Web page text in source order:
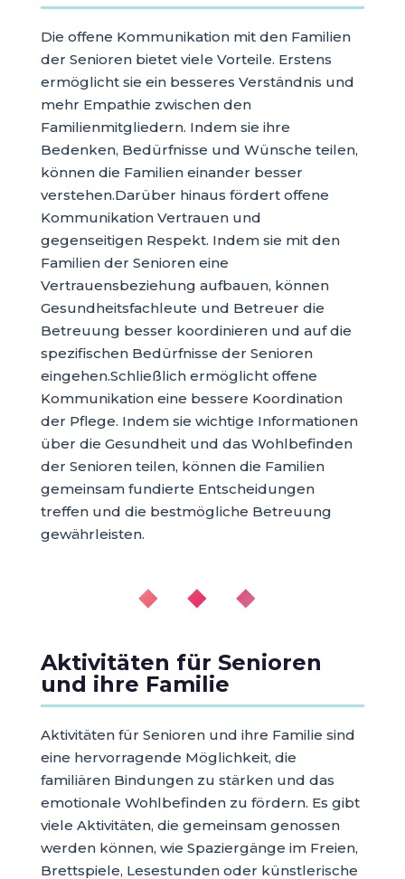
Die offene Kommunikation mit den Familien
der Senioren bietet viele Vorteile. Erstens
ermöglicht sie ein besseres Verständnis und
mehr Empathie zwischen den
Familienmitgliedern. Indem sie ihre
Bedenken, Bedürfnisse und Wünsche teilen,
können die Familien einander besser
verstehen.Darüber hinaus fördert offene
Kommunikation Vertrauen und
gegenseitigen Respekt. Indem sie mit den
Familien der Senioren eine
Vertrauensbeziehung aufbauen, können
Gesundheitsfachleute und Betreuer die
Betreuung besser koordinieren und auf die
spezifischen Bedürfnisse der Senioren
eingehen.Schließlich ermöglicht offene
Kommunikation eine bessere Koordination
der Pflege. Indem sie wichtige Informationen
über die Gesundheit und das Wohlbefinden
der Senioren teilen, können die Familien
gemeinsam fundierte Entscheidungen
treffen und die bestmögliche Betreuung
gewährleisten.
◆ ◆ ◆
Aktivitäten für Senioren
und ihre Familie
Aktivitäten für Senioren und ihre Familie sind
eine hervorragende Möglichkeit, die
familiären Bindungen zu stärken und das
emotionale Wohlbefinden zu fördern. Es gibt
viele Aktivitäten, die gemeinsam genossen
werden können, wie Spaziergänge im Freien,
Brettspiele, Lesestunden oder künstlerische